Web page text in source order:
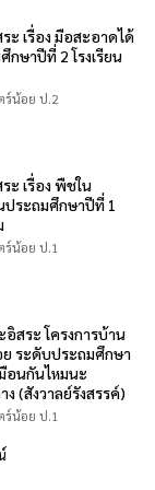
ะ เรื่อง มือสะอาดได้
กษาปีที่ 2 โรงเรียน
ร์น้อย ป.2
ะ เรื่อง พืชใน
ประถมศึกษาปีที่ 1
น้อย ป.1
อิสระ โครงการบ้าน
ระดับประถมศึกษา
มือนกันไหมนะ
ง (สังวาลย์รังสรรค์)
น้อย ป.1